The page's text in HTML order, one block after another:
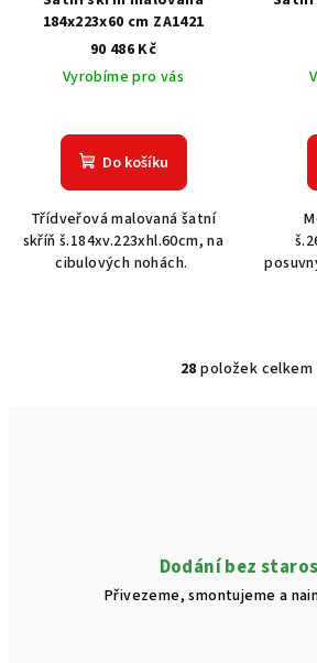
184x223x60 cm ZA1421
90 486 Kč
Vyrobíme pro vás
Do košíku
Třídveřová malovaná šatní
skříň š.184xv.223xhl.60cm, na
cibulových nohách.
O
í
r
28 položek celkem
Dodání bez
Přivezeme, smontujeme a